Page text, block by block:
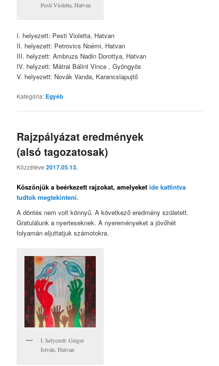
Pesti Violetta, Hatvan
I. helyezett: Pesti Violetta, Hatvan
II. helyezett: Petrovics Noémi, Hatvan
III. helyzett: Ambruzs Nadin Dorottya, Hatvan
IV. helyzett: Mátrai Bálint Vince , Gyöngyös
V. helyezett: Novák Vanda, Karancslapujtő
Kategória: Egyéb
Rajzpályázat eredmények
(alsó tagozatosak)
Közzétéve2017.05.13.
Köszönjük a beérkezett rajzokat, amelyeketide kattintva
tudtok megtekinteni.
A döntés nem volt könnyű. A következő eredmény született.
Gratulálunk a nyerteseknek. A nyereményeket a jövőhét
folyamán eljuttatjuk számotokra.
I. helyezett: Geiger
István, Hatvan